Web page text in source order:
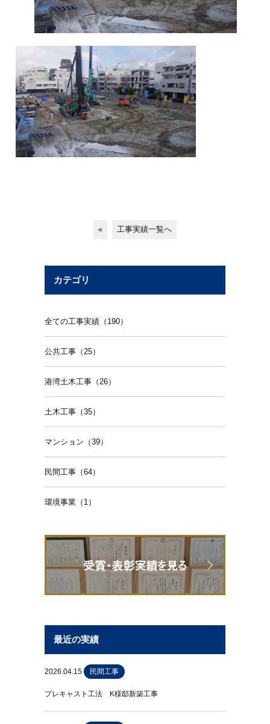
« 工事実績一覧へ
カテゴリ
全ての工事実績（190）
公共工事（25）
港湾土木工事（26）
土木工事（35）
マンション（39）
民間工事（64）
環境事業（1）
最近の実績
2026.04.15 民間工事
プレキャスト工法 K様邸新築工事